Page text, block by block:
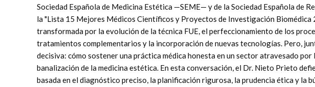
Sociedad Española de Medicina Estética —SEME— y de la Sociedad Española de
la "Lista 15 Mejores Médicos Científicos y Proyectos de Investigación Biomédica
transformada por la evolución de la técnica FUE, el perfeccionamiento de los
tratamientos complementarios y la incorporación de nuevas tecnologías. Pero,
decisiva: cómo sostener una práctica médica honesta en un sector atravesado
banalización de la medicina estética. En esta conversación, el Dr. Nieto Prieto
basada en el diagnóstico preciso, la planificación rigurosa, la prudencia ética y la